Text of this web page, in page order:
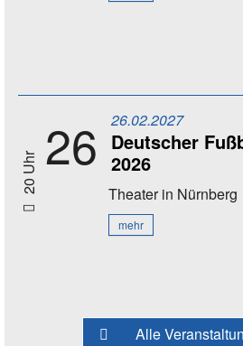
20 Uhr 26 26.02.2027
Deutscher
2026
Theaterin Nürnberg
mehr
Alle